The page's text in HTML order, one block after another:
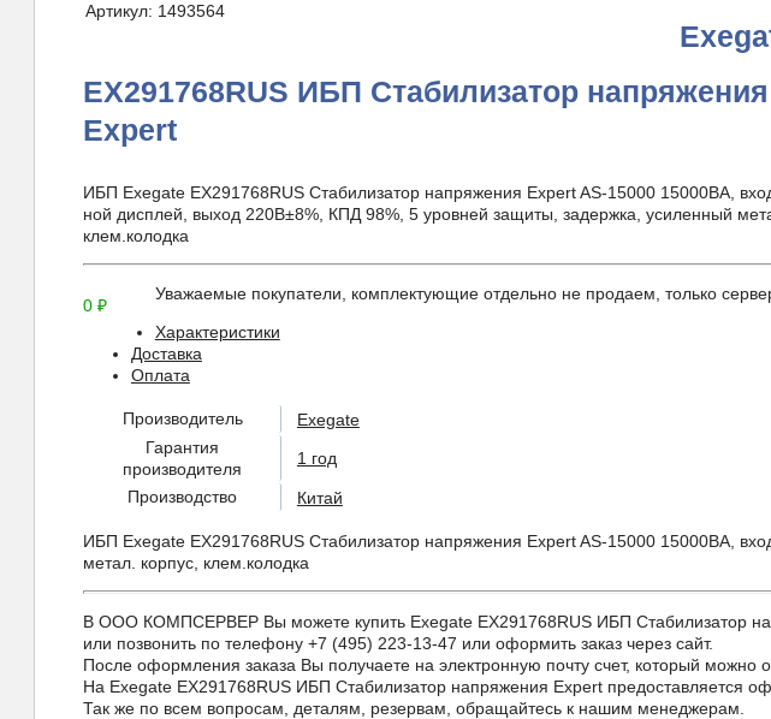
Артикул: 1493564
EX291768RUS ИБП Стабилизатор напряжения
Expert
ИБП Exegate EX291768RUS Стабилизатор напряжения Expert AS-15000 15000ВА,
ной дисплей, выход 220В±8%, КПД 98%, 5 уровней защиты, задержка, усиленный
клем.колодка
0 ₽
Уважаемые покупатели, комплектующие отдельно не продаем, только
Характеристики
Доставка
Оплата
Производитель
Exegate
Гарантия
производителя
1 год
Производство Китай
ИБП Exegate EX291768RUS Стабилизатор напряжения Expert AS-15000 15000ВА,
метал. корпус, клем.колодка
В ООО КОМПСЕРВЕР Вы можете купить Exegate EX291768RUS ИБП Стабилизатор
или позвонить по телефону +7 (495) 223-13-47 или оформить заказ через сайт.
После оформления заказа Вы получаете на электронную почту счет, который можно
На Exegate EX291768RUS ИБП Стабилизатор напряжения Expert предоставляется
Так же по всем вопросам, деталям, резервам, обращайтесь к нашим менеджерам.